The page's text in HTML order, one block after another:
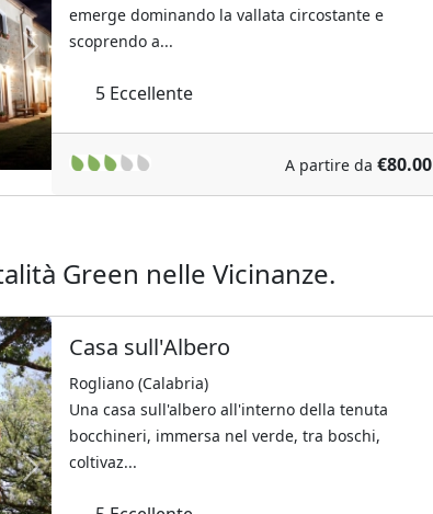
Next
emerge dominando la vallata circostante e
scoprendo a...
5 Eccellente
A partire da €80.00
Green nelle Vicinanze.
Next
Casa sull'Albero
Rogliano (Calabria)
Una casa sull'albero all'interno della tenuta
bocchineri, immersa nel verde, tra boschi,
coltivaz...